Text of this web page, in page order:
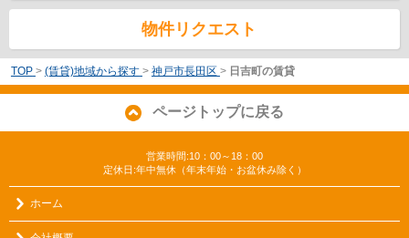
物件リクエスト
TOP > (賃貸)地域から探す > 神戸市長田区 > 日吉町の賃貸
ページトップに戻る
営業時間:10：00～18：00
定休日:年中無休（年末年始・お盆休み除く）
ホーム